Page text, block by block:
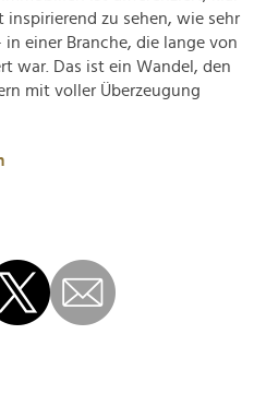
zu sehen, wie sehr
einer Branche, die lange von
war. Das ist ein Wandel, den
mit voller Überzeugung